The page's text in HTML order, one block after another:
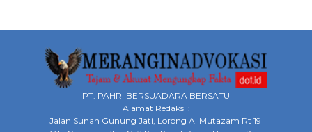
PT. PAHRI BERSUADARA BERSATU
Alamat Redaksi :
Jalan Sunan Gunung Jati, Lorong Al Mutazam Rt 19